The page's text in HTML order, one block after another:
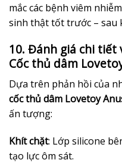
mắc các bệnh viêm
sinh thật tốt trước – sau
10. Đánh giá chi
Cốc thủ dâm
Dựa trên phản hồi của
cốc thủ dâm Lovetoy
ấn tượng:
Khít chặt: Lớp silicone
tạo lực ôm sát.